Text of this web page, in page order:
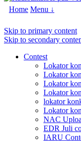
Home Menu ↓
Skip to primary content
Skip to secondary
Contest
Lokator
Lokator
Lokator
Lokator
lokator
Lokator
NAC
EDR Juli
IARU